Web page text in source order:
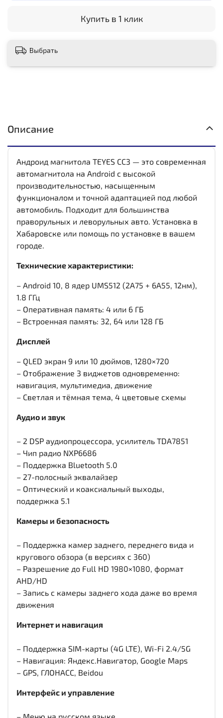
Купить в 1 клик
Выбрать
Описание
Андроид магнитола TEYES CC3 — это современная
автомагнитола на Android с высокой
производительностью, насыщенным
функционалом и точной адаптацией под любой
автомобиль. Подходит для большинства
праворульных и леворульных авто. Установка в
Хабаровске или помощь по установке в вашем
городе.
Технические характеристики:
– Android 10, 8 ядер UMS512 (2A75 + 6A55, 12нм),
1.8 ГГц
– Оперативная память: 4 или 6 ГБ
– Встроенная память: 32, 64 или 128 ГБ
Дисплей
– QLED экран 9 или 10 дюймов, 1280×720
– Отображение 3 виджетов одновременно:
навигация, мультимедиа, движение
– Светлая и тёмная тема, 4 цветовые схемы
Аудио и звук
– 2 DSP аудиопроцессора, усилитель TDA7851
– Чип радио NXP6686
– Поддержка Bluetooth 5.0
– 27-полосный эквалайзер
– Оптический и коаксиальный выходы,
поддержка 5.1
Камеры и безопасность
– Поддержка камер заднего, переднего вида и
кругового обзора (в версиях с 360)
– Разрешение до Full HD 1980×1080, формат
AHD/HD
– Запись с камеры заднего хода даже во время
движения
Интернет и навигация
– Поддержка SIM-карты (4G LTE), Wi-Fi 2.4/5G
– Навигация: Яндекс.Навигатор, Google Maps
– GPS, ГЛОНАСС, Beidou
Интерфейс и управление